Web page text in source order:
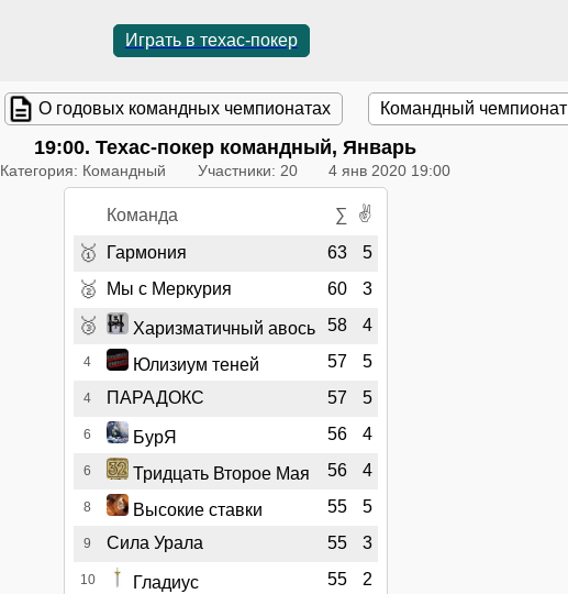
Играть в техас-покер
О годовых командных чемпионатах Командный чемпионат
19:00. Техас-покер командный, Январь
Категория: Командный Участники: 20 4 янв 2020 19:00
Команда ∑ ✌
🥇 Гармония 63 5
🥈 Мы с Меркурия 60 3
🥉 Харизматичный авось 58 4
4 Юлизиум теней 57 5
4 ПАРАДОКС 57 5
6 БурЯ 56 4
6 Тридцать Второе Мая 56 4
8 Высокие ставки 55 5
9 Сила Урала 55 3
10 Гладиус 55 2